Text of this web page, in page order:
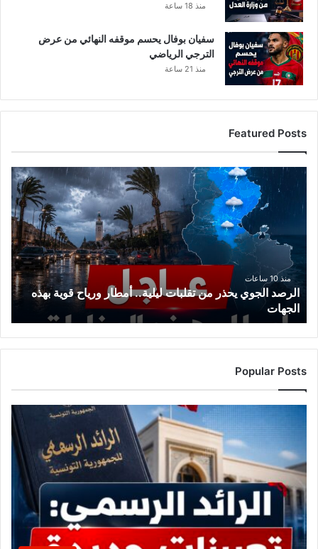
منذ 18 ساعة
سفيان بوفال يحسم موقفه النهائي من عرض
الترجي الرياضي
منذ 21 ساعة
Featured Posts
الرصد
الجوي
يحذر
تقلبات
ليلية..
أمطار
ورياح
قوية
بهذه
الجهات
منذ 10 ساعات
الرصد الجوي يحذر من تقلبات ليلية.. أمطار ورياح قوية بهذه
الجهات
Popular Posts